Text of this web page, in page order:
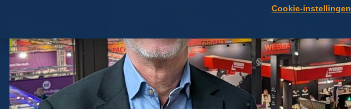
Cookie-instellingen